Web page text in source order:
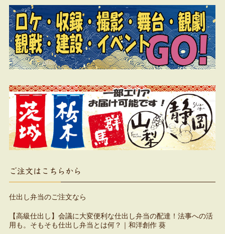
ご注文はこちらから
仕出し弁当のご注文なら
【高級仕出し】会議に大変便利な仕出し弁当の配達！法事への活
用も。そもそも仕出し弁当とは何？｜和洋創作 葵